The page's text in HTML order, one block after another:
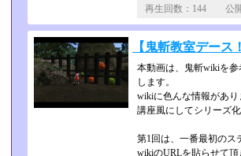
再生回数：144
【鬼斬教室デー
本動画は、鬼斬wikiを
します。
wikiに色んな情報があり
講座風にしてシリーズ
第1回は、一番最初のス
wikiのURLを貼らせて